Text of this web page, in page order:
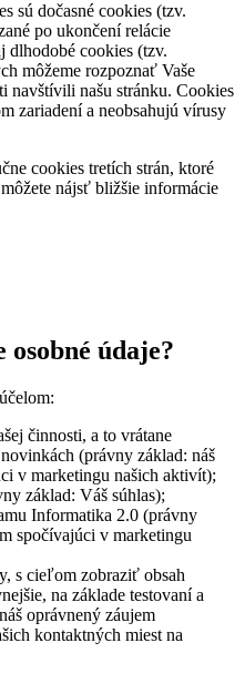
sú dočasné cookies (tzv.
po ukončení relácie
dlhodobé cookies (tzv.
môžeme rozpoznať Vaše
navštívili našu stránku. Cookies
zariadení a neobsahujú vírusy
cookies tretích strán, ktoré
nájsť bližšie informácie
osobné údaje?
činnosti, a to vrátane
(právny základ: náš
v marketingu našich aktivít);
základ: Váš súhlas);
Informatika 2.0 (právny
spočívajúci v marketingu
s cieľom zobraziť obsah
na základe testovaní a
oprávnený záujem
kontaktných miest na